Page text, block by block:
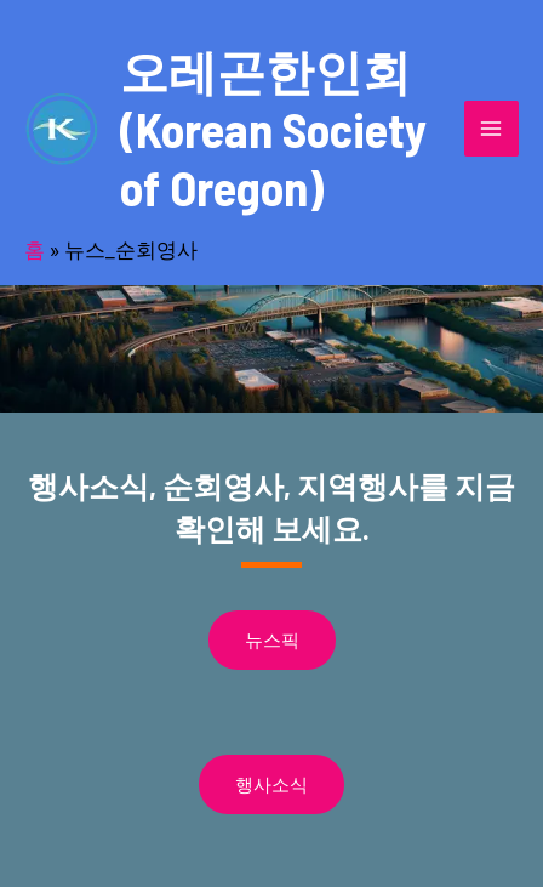
오레곤한인회
(Korean Society
of Oregon)
홈 » 뉴스_순회영사
반세기의 세월을 품고 동포사회를 섬겨온
오레곤한인회!
행사소식, 순회영사, 지역행사를 지금
확인해 보세요.
뉴스픽
행사소식